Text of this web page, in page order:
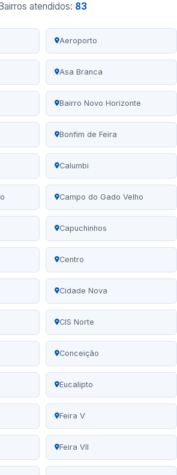
Bairros atendidos: 83
Aeroporto
Asa Branca
Bairro Novo Horizonte
Bonfim de Feira
Calumbi
Campo do Gado Velho
Capuchinhos
Centro
Cidade Nova
CIS Norte
Conceição
Eucalipto
Feira V
Feira VII